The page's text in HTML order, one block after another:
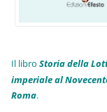
Il libroStoria della
imperiale al
Roma.